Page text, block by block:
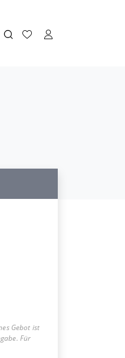
Gebot ist
Für